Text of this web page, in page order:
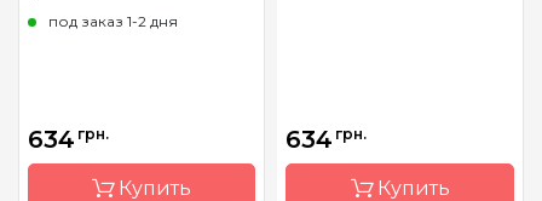
под заказ 1-2 дня
634 грн.
Купить
634 грн.
Купить